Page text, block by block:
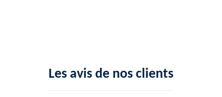
Les avis de nos clients